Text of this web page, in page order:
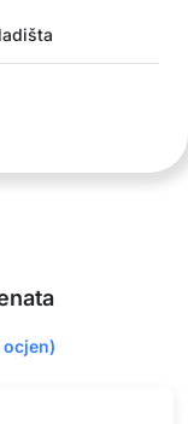
ocjen)